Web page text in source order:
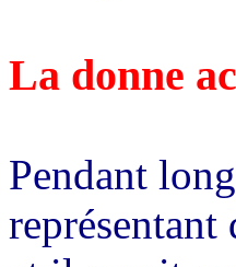
La donne
Pendant